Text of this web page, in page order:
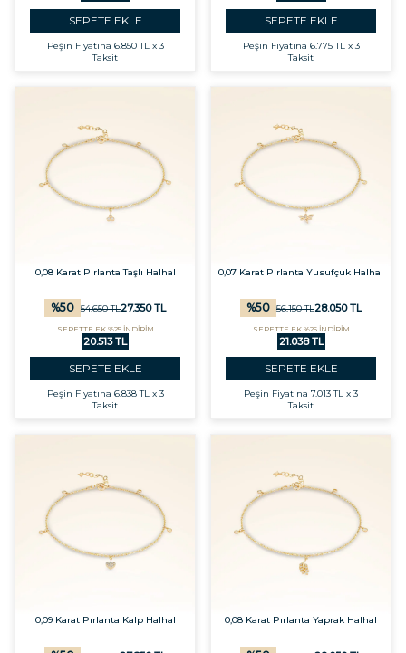
SEPETE EKLE
Peşin Fiyatına 6.850 TL x 3
Taksit
SEPETE EKLE
Peşin Fiyatına 6.775 TL x 3
Taksit
0,08 Karat Pırlanta Taşlı Halhal
%50 54.650TL27.350TL
SEPETTE EK %25 İNDİRİM
20.513 TL
SEPETE EKLE
Peşin Fiyatına 6.838 TL x 3
Taksit
0,07 Karat Pırlanta Yusufçuk Halhal
%50 56.150TL28.050TL
SEPETTE EK %25 İNDİRİM
21.038 TL
SEPETE EKLE
Peşin Fiyatına 7.013 TL x 3
Taksit
0,09 Karat Pırlanta Kalp Halhal 0,08 Karat Pırlanta Yaprak Halhal